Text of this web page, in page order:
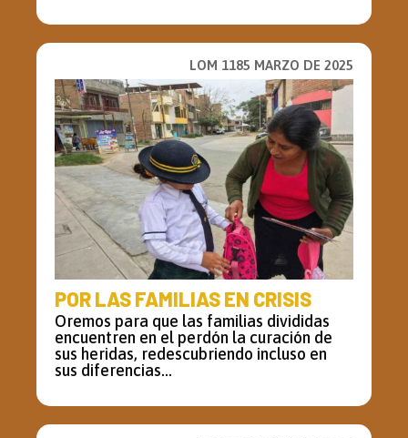
LOM 1185 MARZO DE 2025
POR LAS FAMILIAS EN CRISIS
Oremos para que las familias divididas
encuentren en el perdón la curación de
sus heridas, redescubriendo incluso en
sus diferencias...